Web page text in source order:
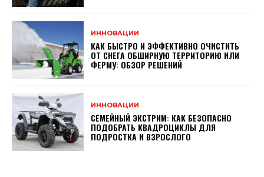
ИННОВАЦИИ
КАК БЫСТРО И ЭФФЕКТИВНО ОЧИСТИТЬ
ОТ СНЕГА ОБШИРНУЮ ТЕРРИТОРИЮ ИЛИ
ФЕРМУ: ОБЗОР РЕШЕНИЙ
ИННОВАЦИИ
СЕМЕЙНЫЙ ЭКСТРИМ: КАК БЕЗОПАСНО
ПОДОБРАТЬ КВАДРОЦИКЛЫ ДЛЯ
ПОДРОСТКА И ВЗРОСЛОГО